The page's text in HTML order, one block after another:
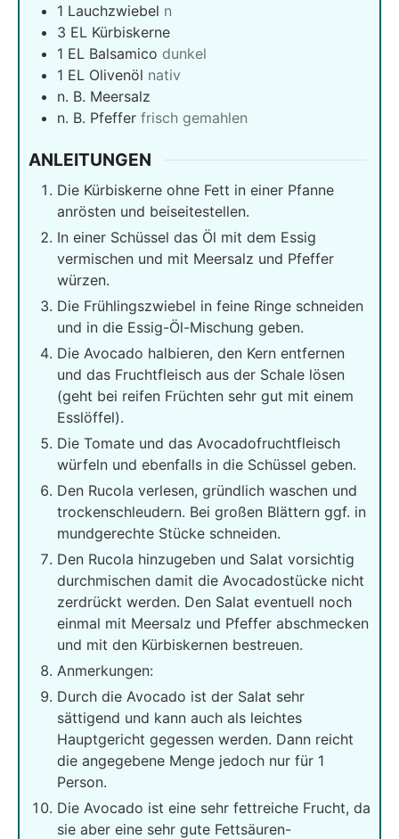
1 Lauchzwiebel n
3 EL Kürbiskerne
1 EL Balsamico dunkel
1 EL Olivenöl nativ
n. B. Meersalz
n. B. Pfeffer frisch gemahlen
ANLEITUNGEN
Die Kürbiskerne ohne Fett in einer Pfanne
anrösten und beiseitestellen.
In einer Schüssel das Öl mit dem Essig
vermischen und mit Meersalz und Pfeffer
würzen.
Die Frühlingszwiebel in feine Ringe schneiden
und in die Essig-Öl-Mischung geben.
Die Avocado halbieren, den Kern entfernen
und das Fruchtfleisch aus der Schale lösen
(geht bei reifen Früchten sehr gut mit einem
Esslöffel).
Die Tomate und das Avocadofruchtfleisch
würfeln und ebenfalls in die Schüssel geben.
Den Rucola verlesen, gründlich waschen und
trockenschleudern. Bei großen Blättern ggf. in
mundgerechte Stücke schneiden.
Den Rucola hinzugeben und Salat vorsichtig
durchmischen damit die Avocadostücke nicht
zerdrückt werden. Den Salat eventuell noch
einmal mit Meersalz und Pfeffer abschmecken
und mit den Kürbiskernen bestreuen.
Anmerkungen:
Durch die Avocado ist der Salat sehr
sättigend und kann auch als leichtes
Hauptgericht gegessen werden. Dann reicht
die angegebene Menge jedoch nur für 1
Person.
Die Avocado ist eine sehr fettreiche Frucht, da
sie aber eine sehr gute Fettsäuren-